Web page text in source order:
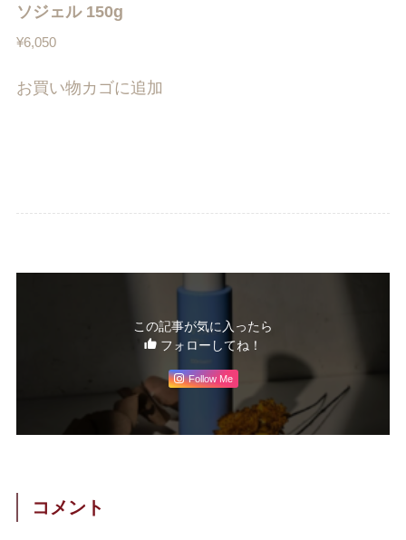
ソジェル 150g
¥6,050
お買い物カゴに追加
この記事が気に入ったら
フォローしてね！
Follow Me
コメント